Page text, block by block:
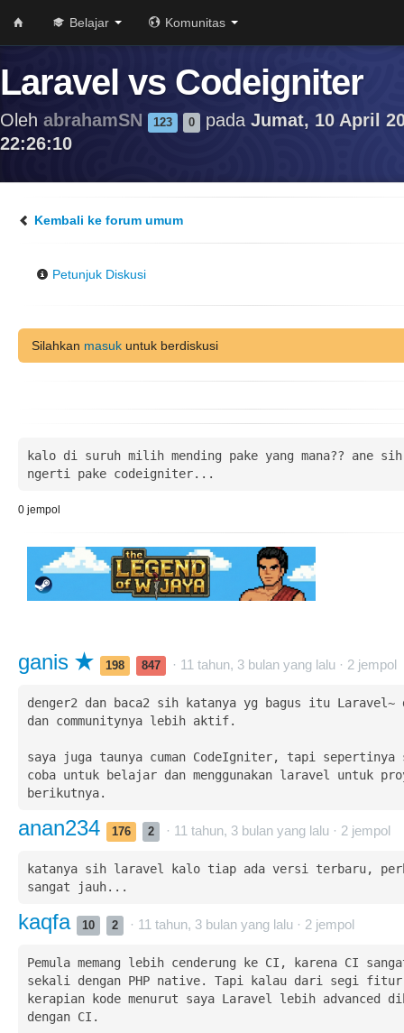
Belajar Komunitas
Laravel vs Codeigniter
Oleh abrahamSN 123 0 pada Jumat, 10 April
22:26:10
Kembali ke forum umum
Petunjuk Diskusi
Silahkan masuk untuk berdiskusi
kalo di suruh milih mending pake yang mana?? ane sih
ngerti pake codeigniter...
0 jempol
ganis 198 847 · 11 tahun, 3 bulan yang lalu · 2 jempol
denger2 dan baca2 sih katanya yg bagus itu Laravel~
dan communitynya lebih aktif.
saya juga taunya cuman CodeIgniter, tapi sepertinya
coba untuk belajar dan menggunakan laravel untuk
berikutnya.
anan234 176 2 · 11 tahun, 3 bulan yang lalu · 2 jempol
katanya sih laravel kalo tiap ada versi terbaru,
sangat jauh...
kaqfa 10 2 · 11 tahun, 3 bulan yang lalu · 2 jempol
Pemula memang lebih cenderung ke CI, karena CI
sekali dengan PHP native. Tapi kalau dari segi fitur
kerapian kode menurut saya Laravel lebih advanced
dengan CI.